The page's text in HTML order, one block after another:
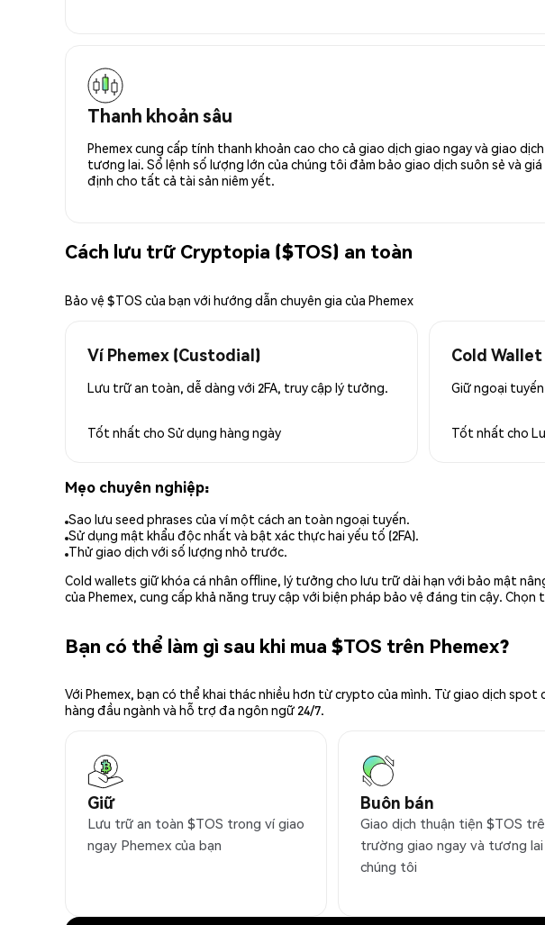
Thanh khoản sâu
Phemex cung cấp tính thanh khoản cao cho cả giao dịch giao ngay và giao dịch
tương lai. Sổ lệnh số lượng lớn của chúng tôi đảm bảo giao dịch suôn sẻ và giá
định cho tất cả tài sản niêm yết.
Cách lưu trữ Cryptopia ($TOS) an toàn
Bảo vệ $TOS của bạn với hướng dẫn chuyên gia của Phemex
Ví Phemex (Custodial)
Lưu trữ an toàn, dễ dàng với 2FA, truy cập lý tưởng.
Tốt nhất cho Sử dụng hàng ngày
Cold
Giữ ngoại
Tốt nhất cho
Mẹo chuyên nghiệp:
Sao lưu seed phrases của ví một cách an toàn ngoại tuyến.
Sử dụng mật khẩu độc nhất và bật xác thực hai yếu tố (2FA).
Thử giao dịch với số lượng nhỏ trước.
Cold wallets giữ khóa cá nhân offline, lý tưởng cho lưu trữ dài hạn với bảo mật
của Phemex, cung cấp khả năng truy cập với biện pháp bảo vệ đáng tin cậy.
Bạn có thể làm gì sau khi mua $TOS trên Phemex?
Với Phemex, bạn có thể khai thác nhiều hơn từ crypto của mình. Từ giao dịch
hàng đầu ngành và hỗ trợ đa ngôn ngữ 24/7.
Giữ
Lưu trữ an toàn $TOS trong ví giao
ngay Phemex của bạn
Buôn bán
Giao dịch thuận tiện $TOS
trường giao ngay và tương lai
chúng tôi